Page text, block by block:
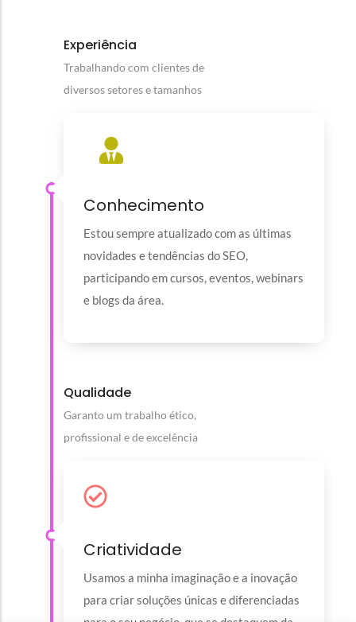
Experiência
Trabalhando com clientes de
diversos setores e tamanhos
Conhecimento
Estou sempre atualizado com as últimas
novidades e tendências do SEO,
participando em cursos, eventos, webinars
e blogs da área.
Qualidade
Garanto um trabalho ético,
profissional e de excelência
Criatividade
Usamos a minha imaginação e a inovação
para criar soluções únicas e diferenciadas